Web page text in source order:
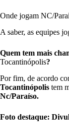
Onde jogam NC/
A saber, as equipes
Quem tem mais
Tocantinópolis?
Por fim, de acordo
Tocantinópolis tem
Nc/Paraíso.
Foto destaque: